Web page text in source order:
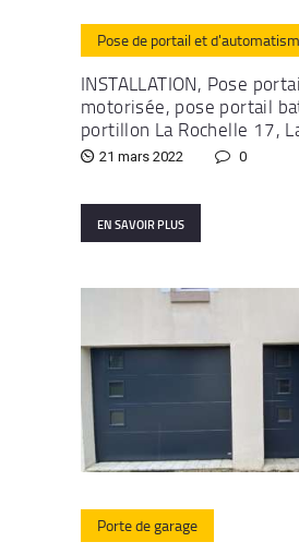
Pose de portail et
INSTALLATION, Pose
motorisée, pose portail
portillon La Rochelle 17,
21 mars 2022 0
EN SAVOIR PLUS
Porte de garage